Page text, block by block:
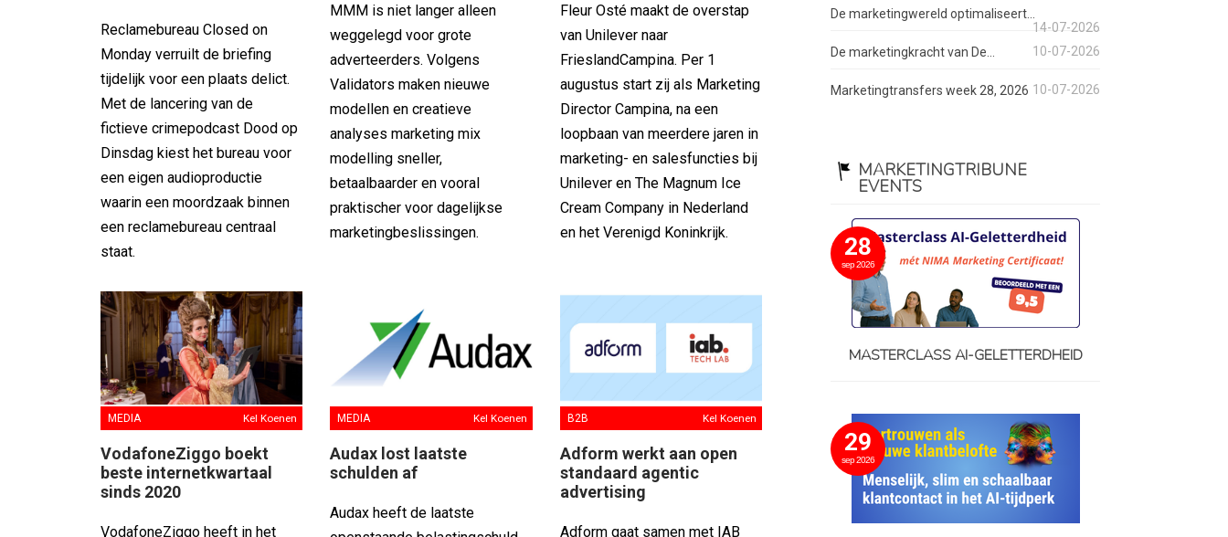
Reclamebureau Closed on
Monday verruilt de briefing
tijdelijk voor een plaats delict.
Met de lancering van de
fictieve crimepodcast Dood op
Dinsdag kiest het bureau voor
een eigen audioproductie
waarin een moordzaak binnen
een reclamebureau centraal
staat.
MMM is niet langer alleen
weggelegd voor grote
adverteerders. Volgens
Validators maken nieuwe
modellen en creatieve
analyses marketing mix
modelling sneller,
betaalbaarder en vooral
praktischer voor dagelijkse
marketingbeslissingen.
Fleur Osté maakt de overstap
van Unilever naar
FrieslandCampina. Per 1
augustus start zij als Marketing
Director Campina, na een
loopbaan van meerdere jaren in
marketing- en salesfuncties bij
Unilever en The Magnum Ice
Cream Company in Nederland
en het Verenigd Koninkrijk.
MEDIA Kel Koenen
VodafoneZiggo boekt
beste internetkwartaal
sinds 2020
VodafoneZiggo heeft in het
MEDIA Kel Koenen
Audax lost laatste
schulden af
Audax heeft de laatste
B2B Kel Koenen
Adform werkt aan open
standaard agentic
advertising
Adform gaat samen met IAB
De marketingwereld optimaliseert...
14-07-2026
De marketingkracht van De...
10-07-2026
Marketingtransfers week 28, 2026 10-07-2026
MARKETINGTRIBUNE
EVENTS
28
sep 2026
MASTERCLASS AI-GELETTERDHEID
29
sep 2026